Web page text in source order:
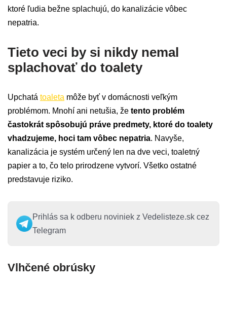
ktoré ľudia bežne splachujú, do kanalizácie vôbec
nepatria.
Tieto veci by si nikdy nemal
splachovať do toalety
Upchatá toaleta môže byť v domácnosti veľkým
problémom. Mnohí ani netušia, že tento problém
častokrát spôsobujú práve predmety, ktoré do toalety
vhadzujeme, hoci tam vôbec nepatria. Navyše,
kanalizácia je systém určený len na dve veci, toaletný
papier a to, čo telo prirodzene vytvorí. Všetko ostatné
predstavuje riziko.
Prihlás sa k odberu noviniek z Vedelisteze.sk cez
Telegram
Vlhčené obrúsky